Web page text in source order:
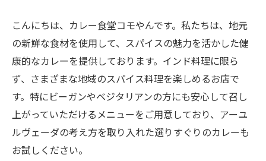
こんにちは、カレー食堂コモやんです。私たちは、地元
の新鮮な食材を使用して、スパイスの魅力を活かした健
康的なカレーを提供しております。インド料理に限ら
ず、さまざまな地域のスパイス料理を楽しめるお店で
す。特にビーガンやベジタリアンの方にも安心して召し
上がっていただけるメニューをご用意しており、アーユ
ルヴェーダの考え方を取り入れた選りすぐりのカレーも
お試しください。